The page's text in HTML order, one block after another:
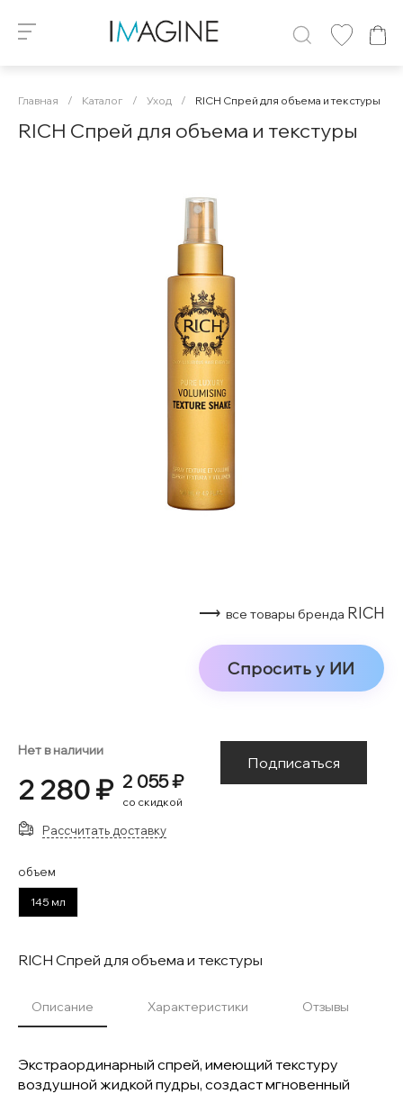
Главная / Каталог / Уход / RICH Спрей для объема и текстуры
RICH Спрей для объема и текстуры
⟶ все товары бренда RICH
Спросить у ИИ
Нет в наличии
2 280 ₽ 2 055 ₽
со скидкой
Подписаться
Рассчитать доставку
объем
145 мл
RICH Спрей для объема и текстуры
Описание Характеристики Отзывы
Экстраординарный спрей, имеющий текстуру
воздушной жидкой пудры, создаст мгновенный